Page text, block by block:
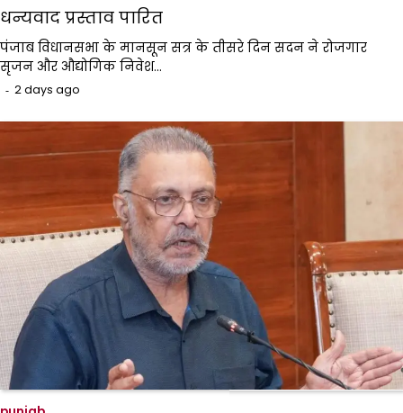
धन्यवाद प्रस्ताव पारित
पंजाब विधानसभा के मानसून सत्र के तीसरे दिन सदन ने रोजगार
सृजन और औद्योगिक निवेश…
2 days ago